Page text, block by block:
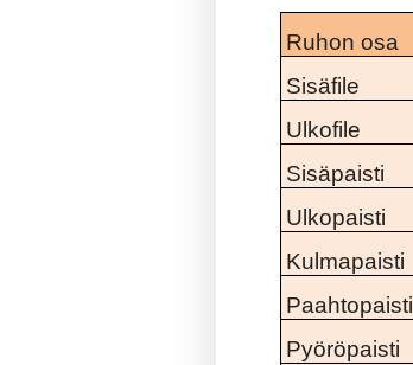
Ruhon osa
Sisäfile
Ulkofile
Sisäpaisti
Ulkopaisti
Kulmapaisti
Paahtopaisti
Pyöröpaisti